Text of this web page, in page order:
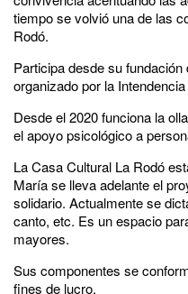
tiempo se volvió una de las
Rodó.
Participa desde su
organizado por la
Desde el 2020 funciona la
el apoyo psicológico a
La Casa Cultural La Rodó
María se lleva adelante el
solidario. Actualmente se
canto, etc. Es un espacio
mayores.
Sus componentes se
fines de lucro.